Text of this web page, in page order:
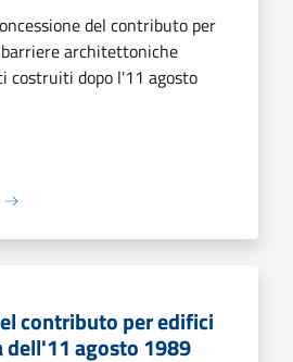
del contributo per
architettoniche
costruiti dopo l'11 agosto
contributo per edifici
agosto 1989